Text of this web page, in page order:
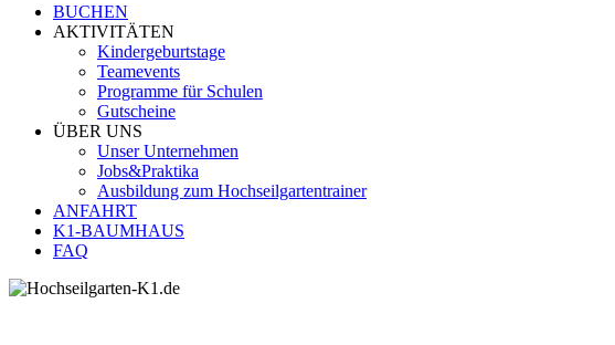
Menu
BUCHEN
AKTIVITÄTEN
Kindergeburtstage
Teamevents
Programme für Schulen
Gutscheine
ÜBER UNS
Unser Unternehmen
Jobs&Praktika
Ausbildung zum Hochseilgartentrainer
ANFAHRT
K1-BAUMHAUS
FAQ